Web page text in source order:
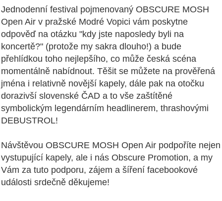
Jednodenní festival pojmenovaný OBSCURE MOSH
Open Air v pražské Modré Vopici vám poskytne
odpověď na otázku "kdy jste naposledy byli na
koncertě?" (protože my sakra dlouho!) a bude
přehlídkou toho nejlepšího, co může česká scéna
momentálně nabídnout. Těšit se můžete na prověřená
jména i relativně novější kapely, dále pak na otočku
dorazivší slovenské ČAD a to vše zaštítěné
symbolickým legendárním headlinerem, thrashovými
DEBUSTROL!
Návštěvou OBSCURE MOSH Open Air podpoříte nejen
vystupující kapely, ale i nás Obscure Promotion, a my
Vám za tuto podporu, zájem a šíření facebookové
události srdečně děkujeme!